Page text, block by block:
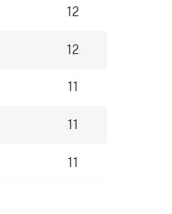
12
12
11
11
11